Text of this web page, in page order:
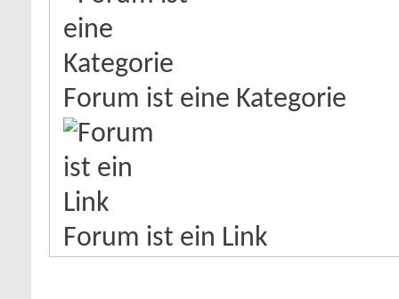
Forum ist eine Kategorie
Forum ist ein Link